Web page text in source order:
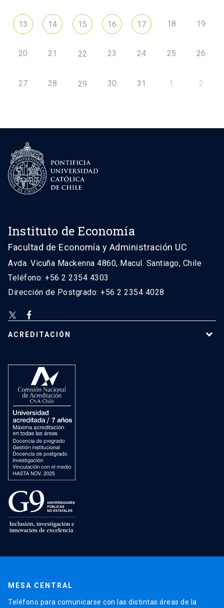
13 14 15 16 17 18 19
20 21 22 23 24 25 26
27 28 29 30 31 1 2
Instituto de Economía
Facultad de Economía y Administración UC
Avda. Vicuña Mackenna 4860, Macul. Santiago, Chile
Teléfono: +56 2 2354 4303
Dirección de Postgrado: +56 2 2354 4028
ACREDITACIÓN
MESA CENTRAL
Teléfono para comunicarse con las distintas áreas de la